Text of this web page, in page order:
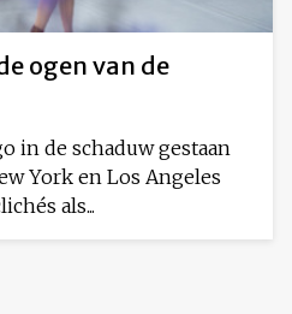
ogen van de
in de schaduw gestaan
York en Los Angeles
als...